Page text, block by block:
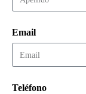
Email
Teléfono